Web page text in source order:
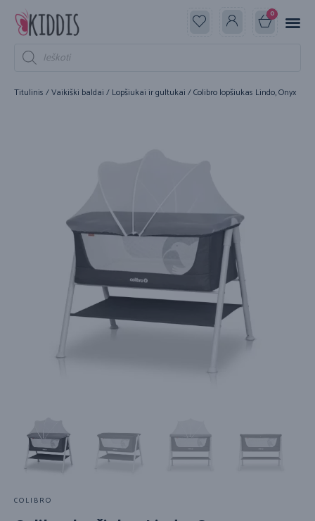
0
Titulinis /Vaikiški baldai / Lopšiukai ir gultukai / Colibro lopšiukas Lindo, Onyx
COLIBRO